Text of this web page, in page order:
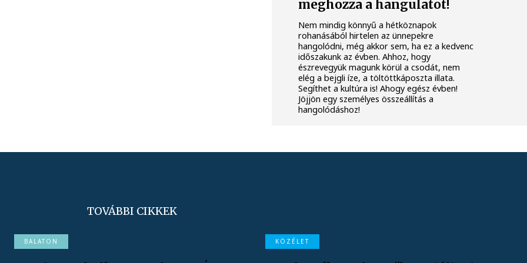
meghozza a hangulatot!
Nem mindig könnyű a hétköznapok
rohanásából hirtelen az ünnepekre
hangolódni, még akkor sem, ha ez a kedvenc
időszakunk az évben. Ahhoz, hogy
észrevegyük magunk körül a csodát, nem
elég a bejgli íze, a töltöttkáposzta illata.
Segíthet a kultúra is! Ahogy egész évben!
Jöjjön egy személyes összeállítás a
hangolódáshoz!
TOVÁBBI CIKKEK
BALATON KÖZÉLET